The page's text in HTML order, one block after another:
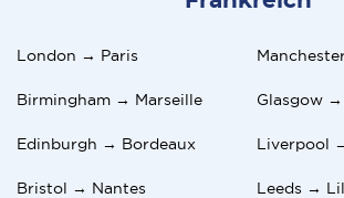
London → Paris
Birmingham → Marseille Glasgow
Edinburgh → Bordeaux Liverpool
Bristol → Nantes Leeds →